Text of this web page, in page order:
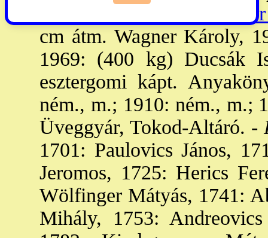
cm átm. Wagner Károly,
1969: (400 kg) Ducsák
esztergomi kápt.
ném., m.; 1910: ném., m.;
Üveggyár, Tokod-Altáró. -
1701: Paulovics János,
Jeromos, 1725: Herics
Wölfinger Mátyás, 1741:
Mihály, 1753: